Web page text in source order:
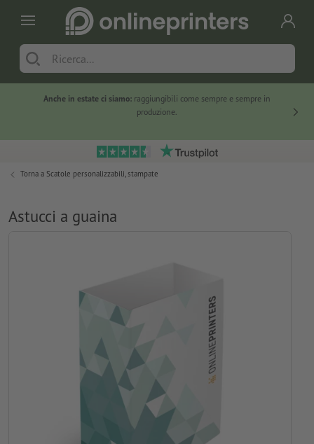
Anche in estate ci siamo: raggiungibili come sempre e sempre in
produzione.
Torna a Scatole personalizzabili, stampate
Astucci a guaina